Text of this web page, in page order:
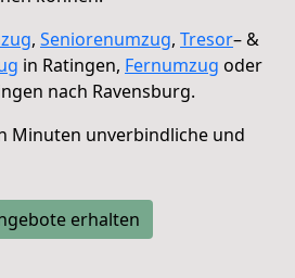
, Seniorenumzug, Tresor– &
in Ratingen, Fernumzug oder
nach Ravensburg.
Minuten unverbindliche und
erhalten